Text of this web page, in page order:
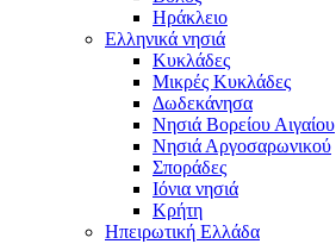
Ηράκλειο
Ελληνικά νησιά
Κυκλάδες
Μικρές Κυκλάδες
Δωδεκάνησα
Νησιά Βορείου Αιγαίου
Νησιά Αργοσαρωνικού
Σποράδες
Ιόνια νησιά
Κρήτη
Ηπειρωτική Ελλάδα